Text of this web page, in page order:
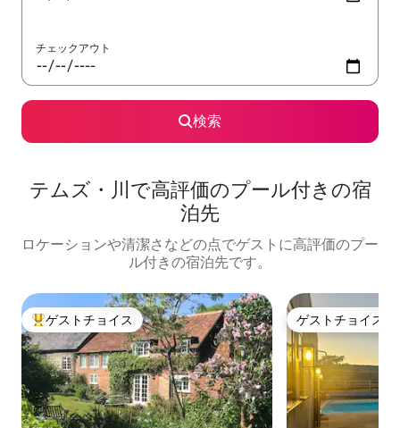
チェックアウト
検索
テムズ・川で高評価のプール付きの宿
泊先
ロケーションや清潔さなどの点でゲストに高評価のプー
ル付きの宿泊先です。
大好評のゲストチョイスです。
ゲストチョイス ゲストチョイス
ゲストチョイス